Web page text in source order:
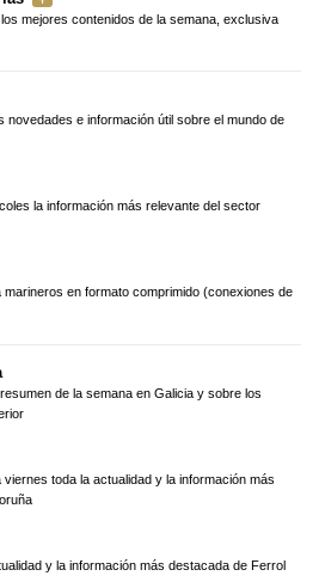
mejores contenidos de la semana, exclusiva
novedades e información útil sobre el mundo de
la información más relevante del sector
marineros en formato comprimido (conexiones de
de la semana en Galicia y sobre los
viernes toda la actualidad y la información más
y la información más destacada de Ferrol